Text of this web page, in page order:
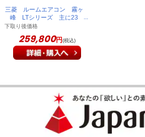
三菱 ルームエアコン 霧ヶ
峰 LTシリーズ 主に23
畳 ピュアホワイト MSZ-
LT7126S-W-IN
下取り後価格
259,800円(税込)